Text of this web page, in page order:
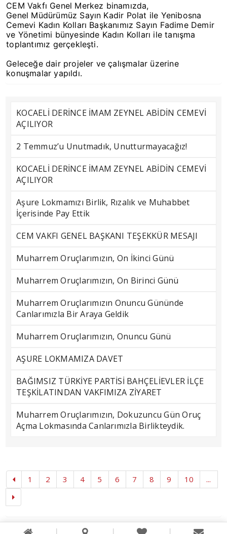
CEM Vakfı Genel Merkez binamızda,
Genel Müdürümüz Sayın Kadir Polat ile Yenibosna
Cemevi Kadın Kolları Başkanımız Sayın Fadime Demir
ve Yönetimi bünyesinde Kadın Kolları ile tanışma
toplantımız gerçekleşti.
Geleceğe dair projeler ve çalışmalar üzerine
konuşmalar yapıldı.
KOCAELİ DERİNCE İMAM ZEYNEL ABİDİN CEMEVİ
AÇILIYOR
2 Temmuz’u Unutmadık, Unutturmayacağız!
KOCAELİ DERİNCE İMAM ZEYNEL ABİDİN CEMEVİ
AÇILIYOR
Aşure Lokmamızı Birlik, Rızalık ve Muhabbet
İçerisinde Pay Ettik
CEM VAKFI GENEL BAŞKANI TEŞEKKÜR MESAJI
Muharrem Oruçlarımızın, On İkinci Günü
Muharrem Oruçlarımızın, On Birinci Günü
Muharrem Oruçlarımızın Onuncu Gününde
Canlarımızla Bir Araya Geldik
Muharrem Oruçlarımızın, Onuncu Günü
AŞURE LOKMAMIZA DAVET
BAĞIMSIZ TÜRKİYE PARTİSİ BAHÇELİEVLER İLÇE
TEŞKİLATINDAN VAKFIMIZA ZİYARET
Muharrem Oruçlarımızın, Dokuzuncu Gün Oruç
Açma Lokmasında Canlarımızla Birlikteydik.
1 2 3 4 5 6 7 8 9 10 ...